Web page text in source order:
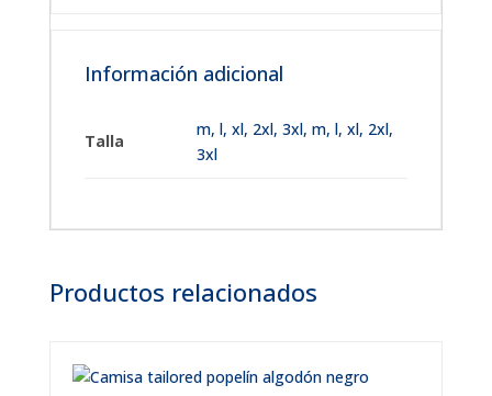
Información adicional
Talla
m, l, xl, 2xl, 3xl, m, l, xl, 2xl,
3xl
Productos relacionados